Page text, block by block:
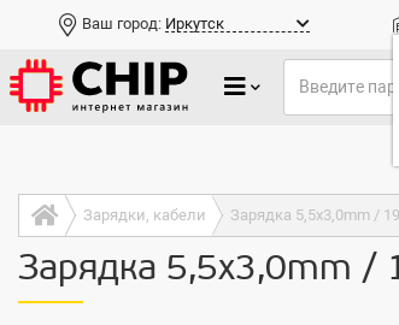
Ваш город: Иркутск
Зарядки, кабели Зарядка 5,5x3,0mm /
Зарядка 5,5x3,0mm /